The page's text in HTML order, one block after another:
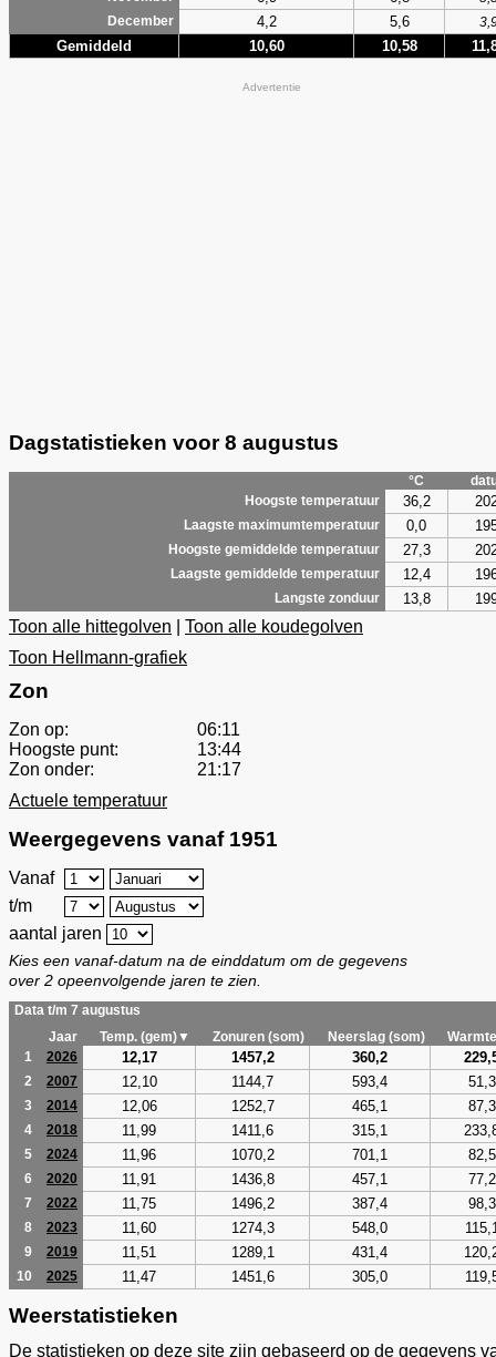
December
4,2 5,6
Gemiddeld 10,60 10,58
Advertentie
Dagstatistieken voor 8 augustus
°C
Hoogste temperatuur
36,2
Laagste maximumtemperatuur 0,0
Hoogste gemiddelde temperatuur 27,3
Laagste gemiddelde temperatuur 12,4
Langste zonduur 13,8
Toon alle hittegolven
Toon alle koudegolven
Toon Hellmann-grafiek
Zon
Zon op:
06:11
Hoogste punt:
13:44
Zon onder:
21:17
Actuele temperatuur
Weergegevens vanaf 1951
Vanaf
t/m
aantal jaren
Kies een vanaf-datum na de einddatum om de gegevens
over 2 opeenvolgende jaren te zien.
Data t/m 7 augustus
Jaar
Temp. (gem)▼ Zonuren (som) Neerslag (som)
1
2026 12,17 1457,2 360,2
2 2007 12,10 1144,7 593,4 51,3
3 2014 12,06 1252,7 465,1 87,3
4 2018 11,99 1411,6 315,1
5 2024 11,96 1070,2 701,1 82,5
6 2020 11,91 1436,8 457,1 77,2
7 2022 11,75 1496,2 387,4 98,3
8 2023 11,60 1274,3 548,0
9 2019 11,51 1289,1 431,4
10 2025 11,47 1451,6 305,0
Weerstatistieken
De statistieken op deze site zijn gebaseerd op de gegevens